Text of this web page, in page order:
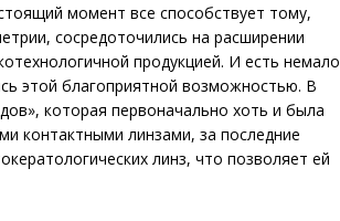
момент все способствует тому,
сосредоточились на расширении
продукцией. И есть немало
этой благоприятной возможностью. В
которая первоначально хоть и была
контактными линзами, за последние
линз, что позволяет ей